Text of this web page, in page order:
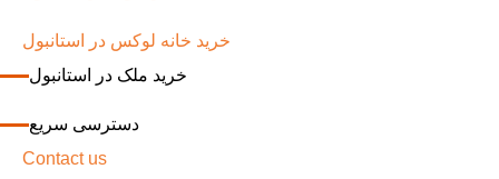
خرید خانه لوکس در استانبول
خرید ملک در استانبول
دسترسی سریع
Contact us